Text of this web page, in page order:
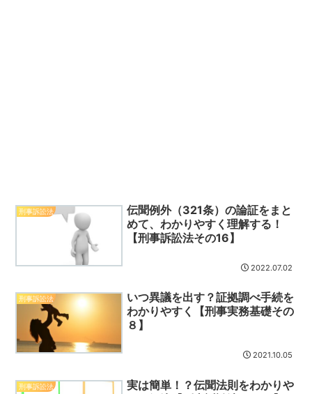
刑事訴訟法
伝聞例外（321条）の論証をまと
めて、わかりやすく理解する！
【刑事訴訟法その16】
2022.07.02
刑事訴訟法
いつ異議を出す？証拠調べ手続を
わかりやすく【刑事実務基礎その
８】
2021.10.05
刑事訴訟法
実は簡単！？伝聞法則をわかりや